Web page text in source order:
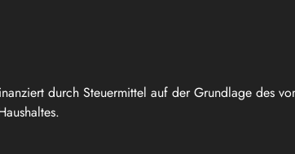
durch Steuermittel auf der Grundlage des